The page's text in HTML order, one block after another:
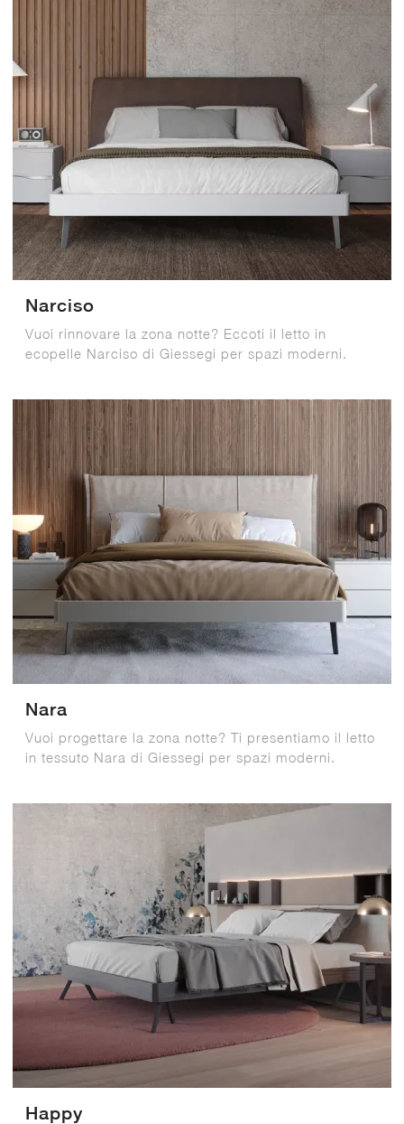
Narciso
Vuoi rinnovare la zona notte? Eccoti il letto in
ecopelle Narciso di Giessegi per spazi moderni.
Nara
Vuoi progettare la zona notte? Ti presentiamo il letto
in tessuto Nara di Giessegi per spazi moderni.
Happy